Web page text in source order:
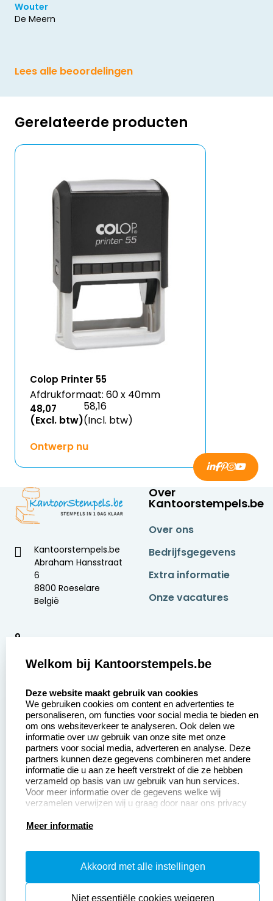
Wouter
De Meern
Lees alle beoordelingen
Gerelateerde producten
Colop Printer 55
Afdrukformaat: 60 x 40mm
48,07
(Excl. btw)
58,16
(Incl. btw)
Ontwerp nu
Kantoorstempels.be
Abraham Hansstraat
6
8800 Roeselare
België
9
Over
Kantoorstempels.be
Over ons
Bedrijfsgegevens
Extra informatie
Onze vacatures
Aanvraag op maat
Betaling &
Verzending
Wederverkoper
worden
Contact opnemen
Veel gestelde vragen
Retourneren
Herroepingsrecht
Productinformatie:
Instructiepagina
Aanleverspecificaties
Safety Sheets
Welkom bij Kantoorstempels.be
Deze website maakt gebruik van cookies
We gebruiken cookies om content en advertenties te
personaliseren, om functies voor social media te bieden en
om ons websiteverkeer te analyseren. Ook delen we
informatie over uw gebruik van onze site met onze
partners voor social media, adverteren en analyse. Deze
partners kunnen deze gegevens combineren met andere
informatie die u aan ze heeft verstrekt of die ze hebben
verzameld op basis van uw gebruik van hun services.
Voor meer informatie over de gegevens welke wij
verzamelen verwijzen wij u graag door naar ons privacy
Meer informatie
Akkoord met alle instellingen
Niet essentiële cookies weigeren